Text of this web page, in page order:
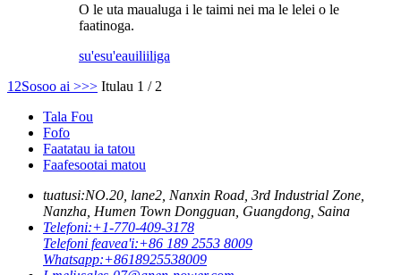
O le uta maualuga i le taimi nei ma le lelei o le
faatinoga.
su'esu'eauiliiliga
1 2Sosoo ai >>> Itulau 1 / 2
Tala Fou
Fofo
Faatatau ia tatou
Faafesootai matou
tuatusi:NO.20, lane2, Nanxin Road, 3rd Industrial Zone,
Nanzha, Humen Town Dongguan, Guangdong, Saina
Telefoni:+1-770-409-3178
Telefoni feavea'i:+86 189 2553 8009
Whatsapp:+8618925538009